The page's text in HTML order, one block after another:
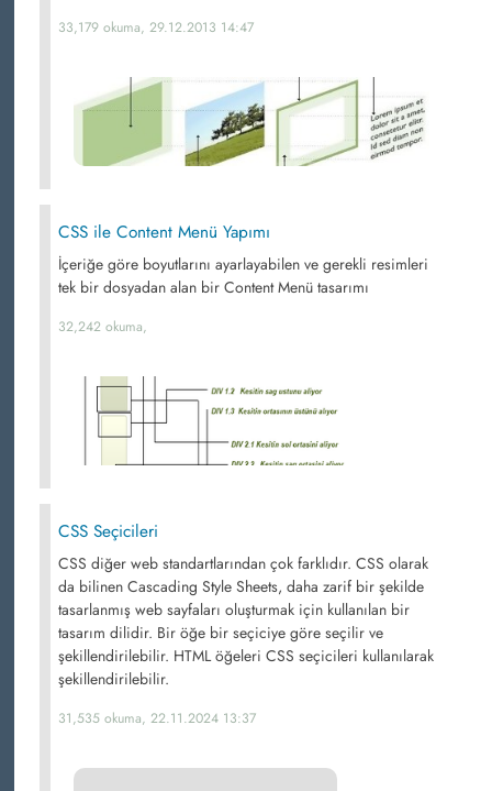
33,179 okuma, 29.12.2013 14:47
CSS ile Content Menü Yapımı
İçeriğe göre boyutlarını ayarlayabilen ve gerekli resimleri
tek bir dosyadan alan bir Content Menü tasarımı
32,242 okuma,
CSS Seçicileri
CSS diğer web standartlarından çok farklıdır. CSS olarak
da bilinen Cascading Style Sheets, daha zarif bir şekilde
tasarlanmış web sayfaları oluşturmak için kullanılan bir
tasarım dilidir. Bir öğe bir seçiciye göre seçilir ve
şekillendirilebilir. HTML öğeleri CSS seçicileri kullanılarak
şekillendirilebilir.
31,535 okuma, 22.11.2024 13:37